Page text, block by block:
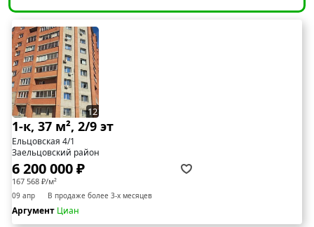
12
1-к, 37 м², 2/9 эт
Ельцовская 4/1
Заельцовский район
6 200 000 ₽
167 568 ₽/м²
09 апр В продаже более 3-х месяцев
Аргумент Циан